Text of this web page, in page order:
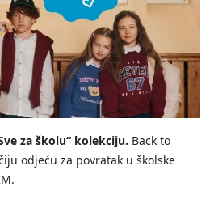
za školu“ kolekciju. Back to
odjeću za povratak u školske